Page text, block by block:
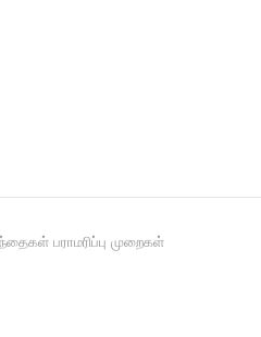
பராமரிப்பு முறைகள்